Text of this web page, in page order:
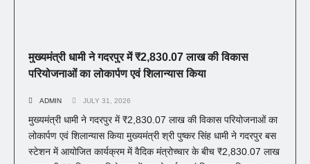
मुख्यमंत्री धामी ने गदरपुर में ₹2,830.07 लाख की विकास
परियोजनाओं का लोकार्पण एवं शिलान्यास किया
ADMIN JULY 31, 2026
मुख्यमंत्री धामी ने गदरपुर में ₹2,830.07 लाख की विकास परियोजनाओं का
लोकार्पण एवं शिलान्यास किया मुख्यमंत्री श्री पुष्कर सिंह धामी ने गदरपुर बस
स्टेशन में आयोजित कार्यक्रम में वैदिक मंत्रोच्चार के बीच ₹2,830.07 लाख